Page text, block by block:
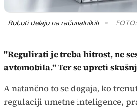
Roboti delajo na računalnikih
"Regulirati je treba hitrost, ne
avtomobila." Ter se upreti
A natančno to se dogaja, ko
regulaciji umetne inteligence,